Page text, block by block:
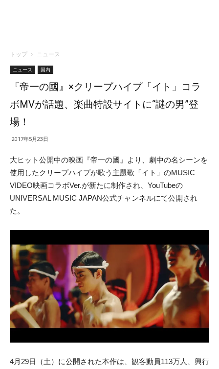
トップ ニュース
ニュース 国内
『帝一の國』×クリープハイプ「イト」コラ
ボMVが話題、楽曲特設サイトに“謎の男”登
場！
2017年5月23日
大ヒット公開中の映画『帝一の國』より、劇中の名シーンを
使用したクリープハイプが歌う主題歌「イト」のMUSIC
VIDEO映画コラボVer.が新たに制作され、YouTubeの
UNIVERSAL MUSIC JAPAN公式チャンネルにて公開され
た。
4月29日（土）に公開された本作は、観客動員113万人、興行